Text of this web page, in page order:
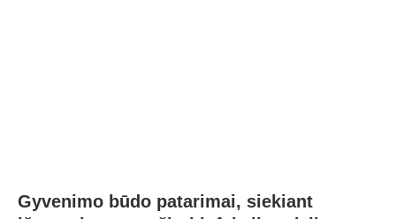
Gyvenimo būdo patarimai, siekiant